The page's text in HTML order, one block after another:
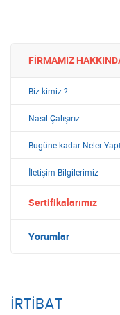
FIRMAMIZ
Biz kimiz ?
Nasıl Çalışırız
Bugüne kadar Neler
İletişim Bilgilerimiz
Sertifikalarımız
Yorumlar
İRTIBAT